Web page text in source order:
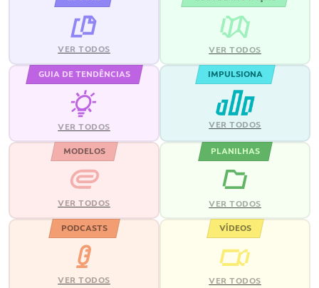
VER TODOS VER TODOS
GUIA DE TENDÊNCIAS
VER TODOS
IMPULSIONA
VER TODOS
MODELOS
VER TODOS
PLANILHAS
VER TODOS
PODCASTS
VER TODOS
VÍDEOS
VER TODOS